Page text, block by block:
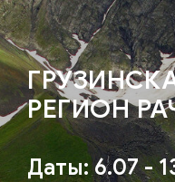
РЕГИОН
Даты: 6.07 -